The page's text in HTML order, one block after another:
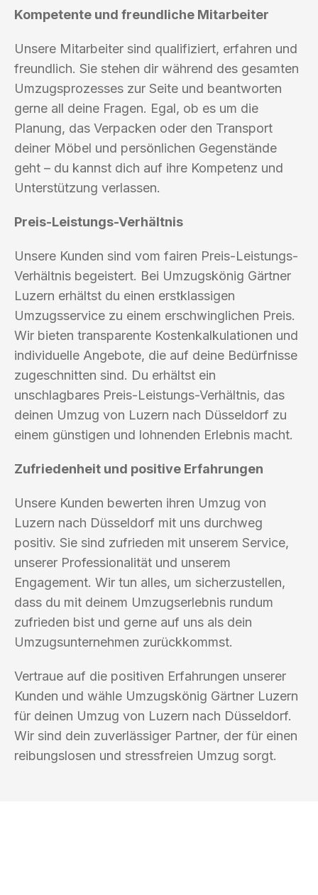
Kompetente und freundliche Mitarbeiter
Unsere Mitarbeiter sind qualifiziert, erfahren und
freundlich. Sie stehen dir während des gesamten
Umzugsprozesses zur Seite und beantworten
gerne all deine Fragen. Egal, ob es um die
Planung, das Verpacken oder den Transport
deiner Möbel und persönlichen Gegenstände
geht – du kannst dich auf ihre Kompetenz und
Unterstützung verlassen.
Preis-Leistungs-Verhältnis
Unsere Kunden sind vom fairen Preis-Leistungs-
Verhältnis begeistert. Bei Umzugskönig Gärtner
Luzern erhältst du einen erstklassigen
Umzugsservice zu einem erschwinglichen Preis.
Wir bieten transparente Kostenkalkulationen und
individuelle Angebote, die auf deine Bedürfnisse
zugeschnitten sind. Du erhältst ein
unschlagbares Preis-Leistungs-Verhältnis, das
deinen Umzug von Luzern nach Düsseldorf zu
einem günstigen und lohnenden Erlebnis macht.
Zufriedenheit und positive Erfahrungen
Unsere Kunden bewerten ihren Umzug von
Luzern nach Düsseldorf mit uns durchweg
positiv. Sie sind zufrieden mit unserem Service,
unserer Professionalität und unserem
Engagement. Wir tun alles, um sicherzustellen,
dass du mit deinem Umzugserlebnis rundum
zufrieden bist und gerne auf uns als dein
Umzugsunternehmen zurückkommst.
Vertraue auf die positiven Erfahrungen unserer
Kunden und wähle Umzugskönig Gärtner Luzern
für deinen Umzug von Luzern nach Düsseldorf.
Wir sind dein zuverlässiger Partner, der für einen
reibungslosen und stressfreien Umzug sorgt.